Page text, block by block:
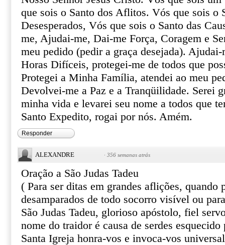
que sois o Santo dos Aflitos. Vós que sois o
Desesperados, Vós que sois o Santo das
me, Ajudai-me, Dai-me Força, Coragem e
meu pedido (pedir a graça desejada). Ajudai-
Horas Difíceis, protegei-me de todos que
Protegei a Minha Família, atendei ao meu
Devolvei-me a Paz e a Tranqüilidade. Serei
minha vida e levarei seu nome a todos que
Santo Expedito, rogai por nós. Amém.
Responder
ALEXANDRE · 356 semanas atrás
Oração a São Judas Tadeu
( Para ser ditas em grandes aflições, quando
desamparados de todo socorro visível ou
São Judas Tadeu, glorioso apóstolo, fiel
nome do traidor é causa de serdes
Santa Igreja honra-vos e invoca-vos